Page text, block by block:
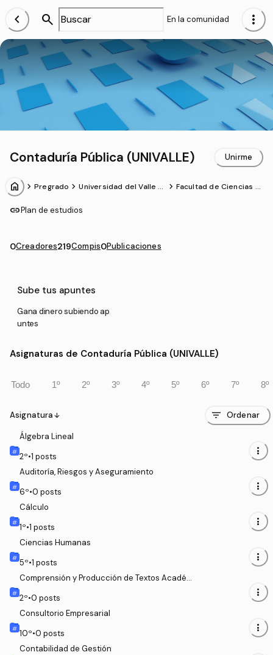
chevron_left search En la comunidad more_vert
Contaduría Pública (UNIVALLE) Unirme
home chevron_forward Pregrado chevron_forwardUniversidad del Valle -
chevron_forward Facultad de Ciencias d
linkPlan de estudios
0Creadores219Compis0Publicaciones
Sube tus apuntes
Gana dinero subiendo ap
untes
Asignaturas de Contaduría Pública (UNIVALLE)
Todo 1º 2º 3º 4º 5º 6º 7º 8º
Asignatura arrow_downward filter_list Ordenar
Álgebra Lineal
2º•1 posts more_vert
Auditoría, Riesgos y Aseguramiento
6º•0 posts more_vert
Cálculo
1º•1 posts more_vert
Ciencias Humanas
5º•1 posts more_vert
Comprensión y Producción de Textos Académi
2º•0 posts more_vert
Consultorio Empresarial
10º•0 posts more_vert
Contabilidad de Gestión